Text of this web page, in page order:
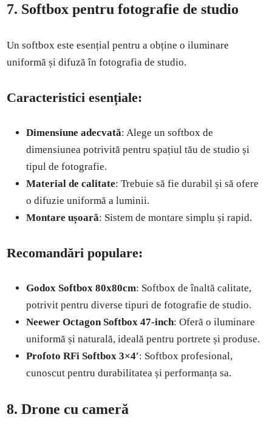
7. Softbox pentru fotografie de studio
Un softbox este esențial pentru a obține o iluminare
uniformă și difuză în fotografia de studio.
Caracteristici esențiale:
Dimensiune adecvată: Alege un softbox de
dimensiunea potrivită pentru spațiul tău de studio și
tipul de fotografie.
Material de calitate: Trebuie să fie durabil și să ofere
o difuzie uniformă a luminii.
Montare ușoară: Sistem de montare simplu și rapid.
Recomandări populare:
Godox Softbox 80x80cm: Softbox de înaltă calitate,
potrivit pentru diverse tipuri de fotografie de studio.
Neewer Octagon Softbox 47-inch: Oferă o iluminare
uniformă și naturală, ideală pentru portrete și produse.
Profoto RFi Softbox 3×4′: Softbox profesional,
cunoscut pentru durabilitatea și performanța sa.
8. Drone cu cameră